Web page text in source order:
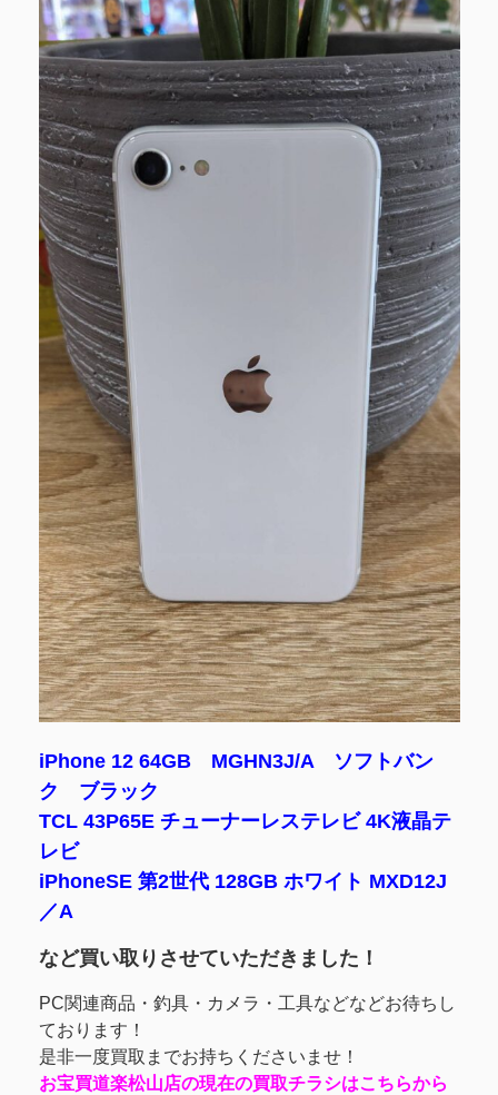
iPhone 12 64GB MGHN3J/A ソフトバン
ク ブラック
TCL 43P65E チューナーレステレビ 4K液晶テ
レビ
iPhoneSE 第2世代 128GB ホワイト MXD12J
／A
など買い取りさせていただきました！
PC関連商品・釣具・カメラ・工具などなどお待ちし
ております！
是非一度買取までお持ちくださいませ！
お宝買道楽松山店の現在の買取チラシはこちらから